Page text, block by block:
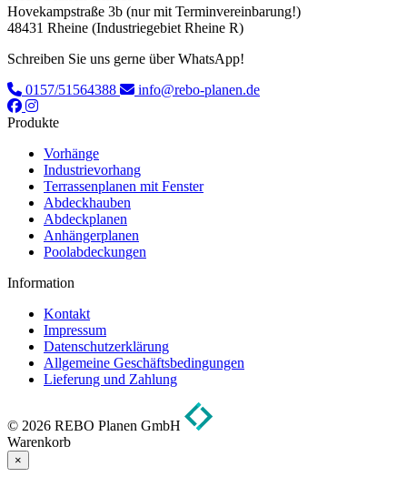
Hovekampstraße 3b (nur mit Terminvereinbarung!)
48431 Rheine (Industriegebiet Rheine R)
Schreiben Sie uns gerne über WhatsApp!
0157/51564388
info@rebo-planen.de
Produkte
Vorhänge
Industrievorhang
Terrassenplanen mit Fenster
Abdeckhauben
Abdeckplanen
Anhängerplanen
Poolabdeckungen
Information
Kontakt
Impressum
Datenschutzerklärung
Allgemeine Geschäftsbedingungen
Lieferung und Zahlung
© 2026 REBO Planen GmbH
Warenkorb
×